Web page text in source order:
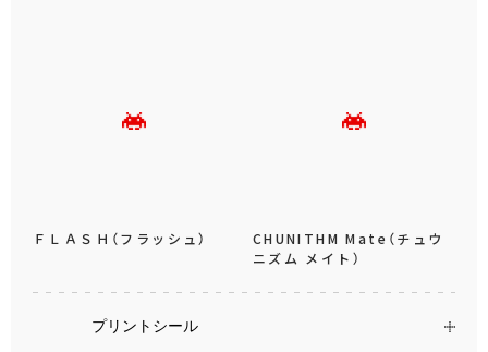
ＦＬＡＳＨ（フラッシュ）
CHUNITHM Mate（チュウ
ニズム メイト）
プリントシール